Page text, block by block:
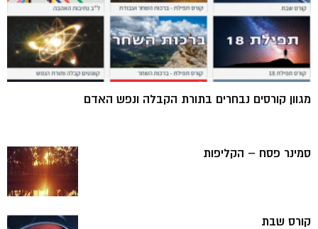
מגוון קורסים נבחרים בתורת הקבלה ונפש האדם
סמינר פסח – הקליפות
קורס שבת